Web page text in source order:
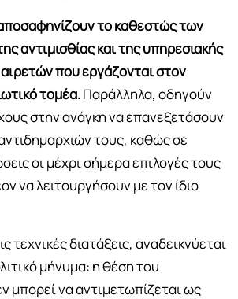
το καθεστώς των
αντιμισθίας και της υπηρεσιακής
που εργάζονται στον
τομέα.Παράλληλα, οδηγούν
στην ανάγκη να επανεξετάσουν
τους, καθώς σε
οι μέχρι σήμερα επιλογές τους
να λειτουργήσουν με τον ίδιο
τεχνικές διατάξεις, αναδεικνύεται
μήνυμα: η θέση του
μπορεί να αντιμετωπίζεται ως